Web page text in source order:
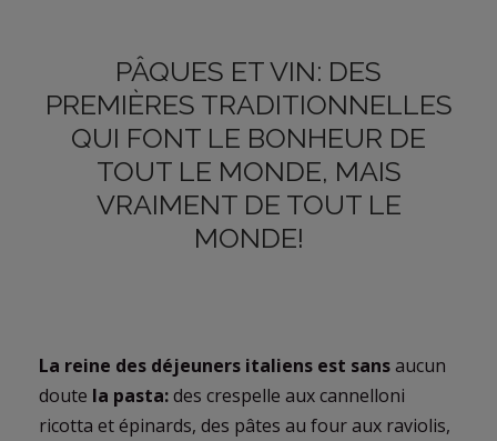
PÂQUES ET VIN: DES
PREMIÈRES TRADITIONNELLES
QUI FONT LE BONHEUR DE
TOUT LE MONDE, MAIS
VRAIMENT DE TOUT LE
MONDE!
La reine des déjeuners italiens est sansaucun
doute la pasta:des crespelle aux cannelloni
ricotta et épinards, des pâtes au four aux raviolis,